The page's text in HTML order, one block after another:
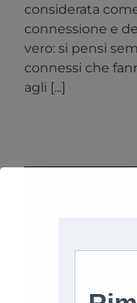
considerata
connessione e
vero: si pensi
connessi che
agli [...]